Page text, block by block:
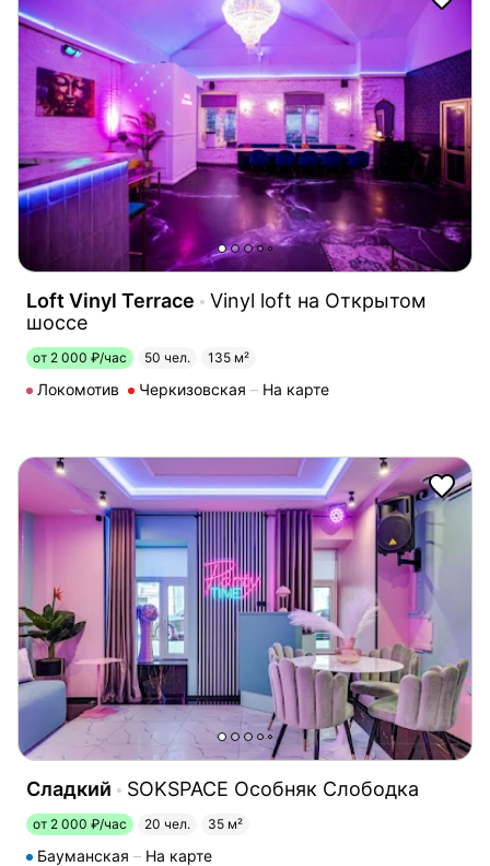
Loft Vinyl Terrace
Vinyl loft на Открытом
шоссе
от 2 000 ₽/час 50 чел. 135 м²
Локомотив Черкизовская На карте
Сладкий SOKSPACE Особняк Слободка
от 2 000 ₽/час 20 чел. 35 м²
Бауманская На карте